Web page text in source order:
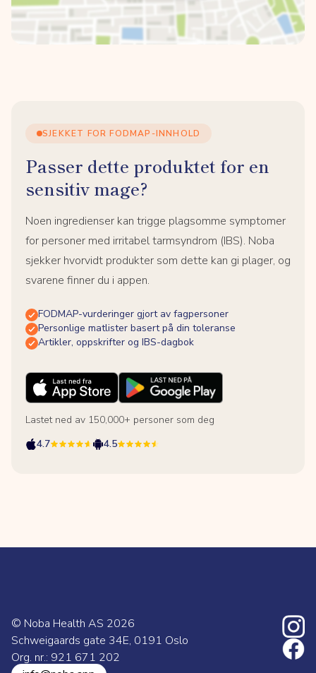
SJEKKET FOR FODMAP-INNHOLD
Passer dette produktet for en
sensitiv mage?
Noen ingredienser kan trigge plagsomme symptomer
for personer med irritabel tarmsyndrom (IBS). Noba
sjekker hvorvidt produkter som dette kan gi plager, og
svarene finner du i appen.
FODMAP-vurderinger gjort av fagpersoner
Personlige matlister basert på din toleranse
Artikler, oppskrifter og IBS-dagbok
Lastet ned av 150,000+ personer som deg
4.7
4.5
© Noba Health AS 2026
Schweigaards gate 34E, 0191 Oslo
Org. nr.: 921 671 202